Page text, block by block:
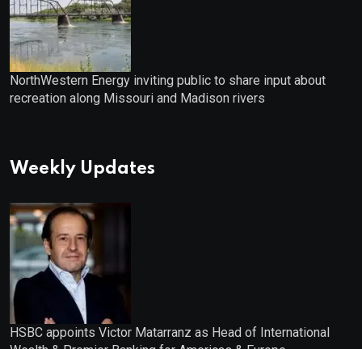
NorthWestern Energy inviting public to share input about
recreation along Missouri and Madison rivers
Weekly Updates
HSBC appoints Victor Matarranz as Head of International